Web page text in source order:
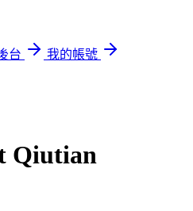
台
我的帳號
Qiutian